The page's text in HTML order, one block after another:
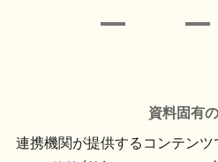
資料固有
連携機関が提供するコンテンツ